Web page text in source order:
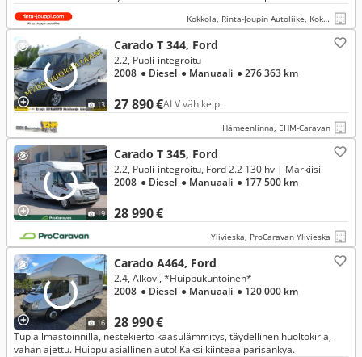
Katsastettu 27.5.2026! *
Kokkola, Rinta-Joupin Autoliike, Kokkola
13
Carado T 344, Ford
27 890 €ALV väh.kelp.
2.2, Puoli-integroitu
2008 ● Diesel ● Manuaali ● 276 363 km
Hämeenlinna, EHM-Caravan
19
Carado T 345, Ford
28 990 €
2.2, Puoli-integroitu, Ford 2.2 130 hv | Markiisi
2008 ● Diesel ● Manuaali ● 177 500 km
Ylivieska, ProCaravan Ylivieska
16
Carado A464, Ford
28 990 €
2.4, Alkovi, *Huippukuntoinen*
2008 ● Diesel ● Manuaali ● 120 000 km
Tuplailmastoinnilla, nestekierto kaasulämmitys, täydellinen huoltokirja,
vähän ajettu. Huippu asiallinen auto! Kaksi kiinteää parisänkyä.